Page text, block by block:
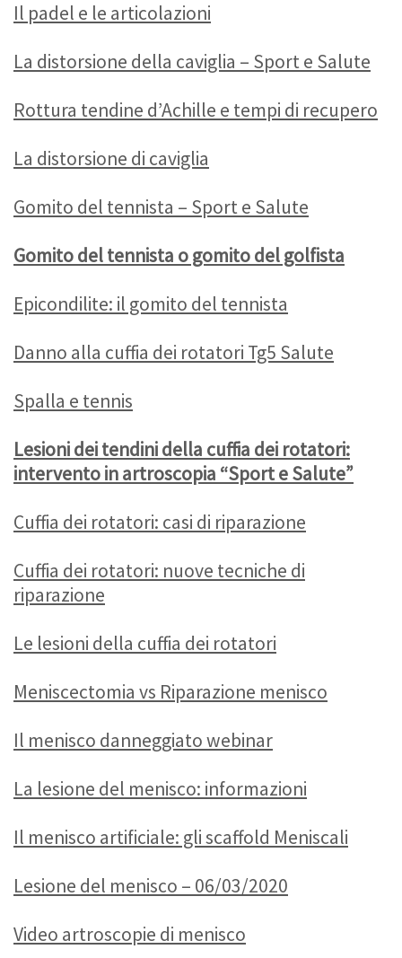
Il padel e le articolazioni
La distorsione della caviglia – Sport e Salute
Rottura tendine d’Achille e tempi di recupero
La distorsione di caviglia
Gomito del tennista – Sport e Salute
Gomito del tennista o gomito del golfista
Epicondilite: il gomito del tennista
Danno alla cuffia dei rotatori Tg5 Salute
Spalla e tennis
Lesioni dei tendini della cuffia dei rotatori:
intervento in artroscopia “Sport e Salute”
Cuffia dei rotatori: casi di riparazione
Cuffia dei rotatori: nuove tecniche di
riparazione
Le lesioni della cuffia dei rotatori
Meniscectomia vs Riparazione menisco
Il menisco danneggiato webinar
La lesione del menisco: informazioni
Il menisco artificiale: gli scaffold Meniscali
Lesione del menisco – 06/03/2020
Video artroscopie di menisco